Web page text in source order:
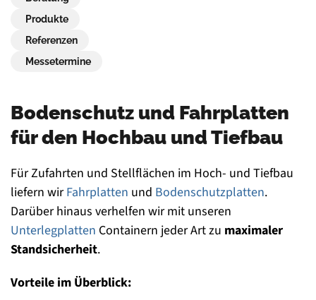
Produkte
Referenzen
Messetermine
Bodenschutz und Fahrplatten
für den Hochbau und Tiefbau
Für Zufahrten und Stellflächen im Hoch- und Tiefbau
liefern wirFahrplatten und Bodenschutzplatten.
Darüber hinaus verhelfen wir mit unseren
Unterlegplatten Containern jeder Art zu maximaler
Standsicherheit.
Vorteile im Überblick: